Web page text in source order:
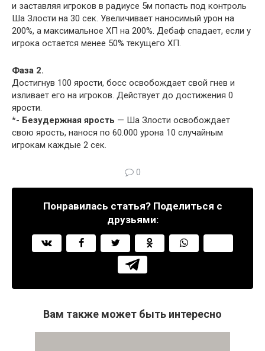
и заставляя игроков в радиусе 5м попасть под контроль
Ша Злости на 30 сек. Увеличивает наносимый урон на
200%, а максимальное ХП на 200%. Дебаф спадает, если у
игрока остается менее 50% текущего ХП.
Фаза 2.
Достигнув 100 ярости, босс освобождает свой гнев и
изливает его на игроков. Действует до достижения 0
ярости.
*- Безудержная ярость — Ша Злости освобождает
свою ярость, нанося по 60.000 урона 10 случайным
игрокам каждые 2 сек.
0
Понравилась статья? Поделиться с
друзьями:
Вам также может быть интересно